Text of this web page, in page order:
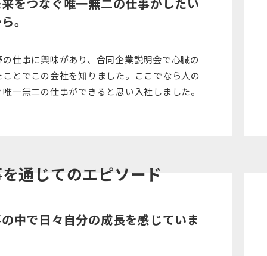
。
仕事に興味があり、合同企業説明会で心臓の
とでこの会社を知りました。ここでなら人の
一無二の仕事ができると思い入社しました。
通じてのエピソード
中で日々自分の成長を感じていま